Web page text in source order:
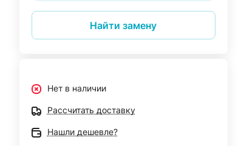
Найти замену
Нет в наличии
Рассчитать доставку
Нашли дешевле?